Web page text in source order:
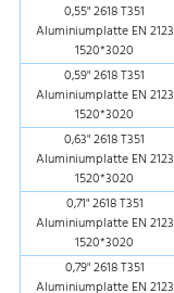
0,55" 2618 T351
Aluminiumplatte EN 2123
1520*3020
0,59" 2618 T351
Aluminiumplatte EN 2123
1520*3020
0,63" 2618 T351
Aluminiumplatte EN 2123
1520*3020
0,71" 2618 T351
Aluminiumplatte EN 2123
1520*3020
0,79" 2618 T351
Aluminiumplatte EN 2123